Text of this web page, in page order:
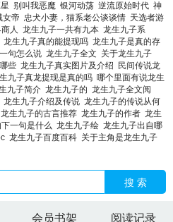
别叫我恶魔 银河动荡 逆流原始时代 神
女帝 忠犬小妻，猫系老公谈谈情 天选者游
人 龙生九子一共有九本 龙生九子系
龙生九子真的能提现吗 龙生九子是真的存
句怎么说 龙生九子全文 关于龙生九子
些 龙生九子真实图片及介绍
民间传说龙
九子真龙提现是真的吗 哪个里面有说龙生
九子简介 龙生九子的 龙生九子全文阅
龙生九子介绍及传说 龙生九子的传说从何
龙生九子的古言推荐 龙生九子的作者 龙生
一句是什么 龙生九子绘 龙生九子出自哪
龙生九子百度百科 关于主角是龙生九子
搜 索
会员书架 阅读记录